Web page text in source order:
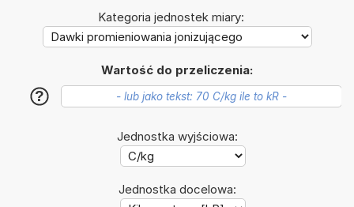
Kategoria jednostek miary:
Wartość do przeliczenia:
?
Jednostka wyjściowa:
Jednostka docelowa: